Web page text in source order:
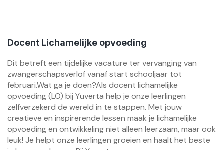
Docent Lichamelijke opvoeding
Dit betreft een tijdelijke vacature ter vervanging van
zwangerschapsverlof vanaf start schooljaar tot
februari.Wat ga je doen?Als docent lichamelijke
opvoeding (LO) bij Yuverta help je onze leerlingen
zelfverzekerd de wereld in te stappen. Met jouw
creatieve en inspirerende lessen maak je lichamelijke
opvoeding en ontwikkeling niet alleen leerzaam, maar ook
leuk! Je helpt onze leerlingen groeien en haalt het beste